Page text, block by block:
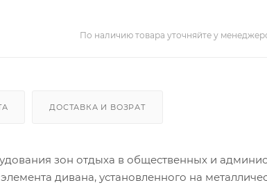
По наличию товара уточняйте у
ДОСТАВКА И ВОЗРАТ
зон отдыха в общественных и
дивана, установленного на